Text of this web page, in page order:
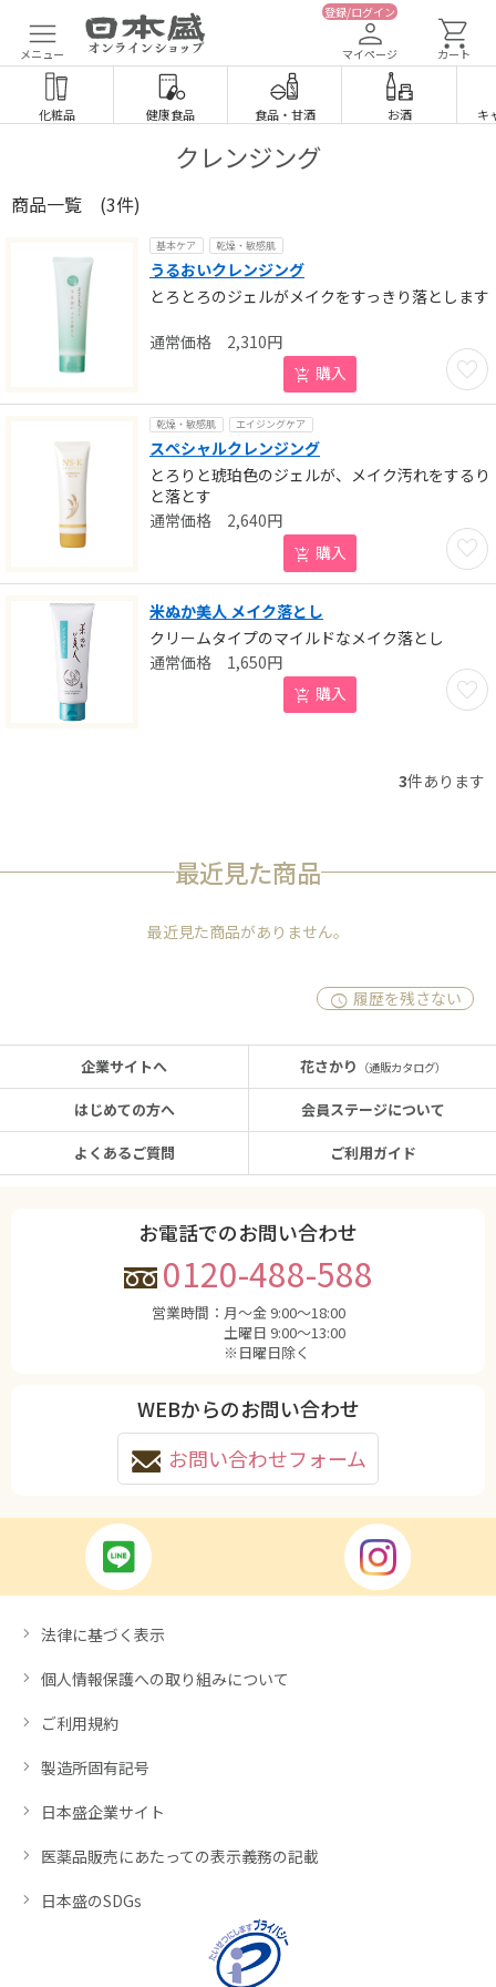
メニュー
登録/ログイン
マイページ カート
化粧品 健康食品 食品・ 甘酒 お酒 キ
クレンジング
商品一覧 (3件)
基本ケア 乾燥・敏感肌
うるおいクレンジング
とろとろのジェルがメイクをすっきり落とします
お気
2,310円
購入
乾燥・敏感肌 エイジングケア
スペシャルクレンジング
とろりと琥珀色のジェルが、メイク汚れをするり
と落とす
お気
2,640円
購入
米ぬか美人 メイク落とし
クリームタイプのマイルドなメイク落とし
お気
1,650円
購入
3件あります
最近見た商品
最近見た商品がありません。
履歴を残さない
企業サイトへ
はじめての方へ
よくあるご質問
花さかり （通販カタログ）
会員ステージについて
ご利用ガイド
お電話でのお問い合わせ
0120-488-588
営業時間： 月〜金 9:00〜18:00
土曜日 9:00〜13:00
※日曜日除く
WEBからのお問い合わせ
お問い合わせフォーム
法律に基づく表示
個人情報保護への取り組みについて
ご利用規約
製造所固有記号
日本盛企業サイト
医薬品販売にあたっての表示義務の記載
日本盛のSDGs